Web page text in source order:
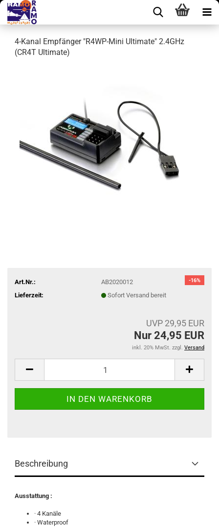
4-Kanal Empfänger "R4WP-Mini Ultimate" 2.4GHz
(CR4T Ultimate)
-16%
Art.Nr.:
AB2020012
Lieferzeit:
Sofort Versand bereit
UVP 29,95 EUR
Nur 24,95 EUR
inkl. 20% MwSt. zzgl. Versand
Beschreibung
Ausstattung :
· 4 Kanäle
· Waterproof